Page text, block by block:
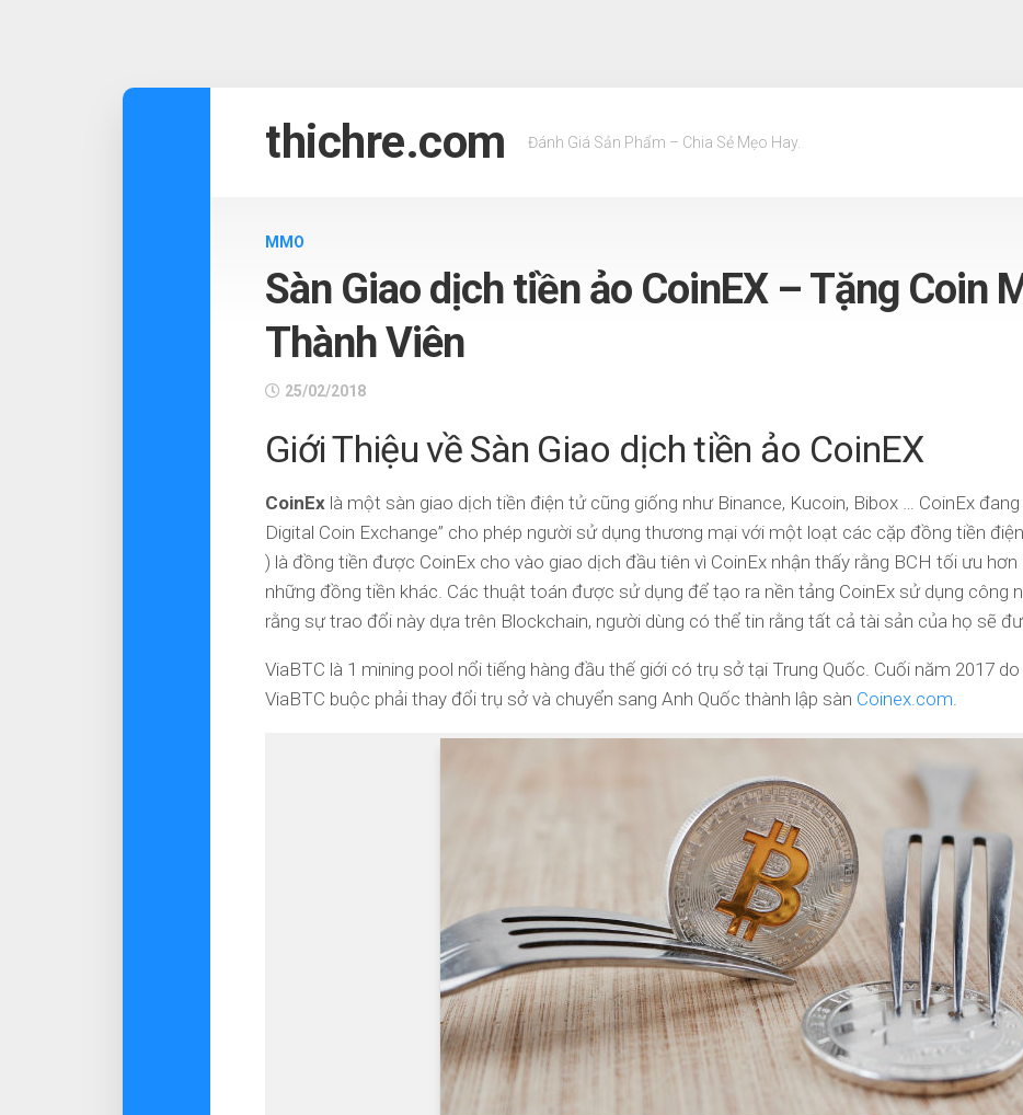
thichre.com Đánh Giá Sản Phẩm – Chia Sẻ Mẹo Hay.
MMO
Sàn Giao dịch tiền ảo CoinEX – Tặng Coin
Thành Viên
25/02/2018
Giới Thiệu về Sàn Giao dịch tiền ảo CoinEX
CoinEx là một sàn giao dịch tiền điện tử cũng giống như Binance, Kucoin, Bibox … CoinEx
Digital Coin Exchange” cho phép người sử dụng thương mại với một loạt các cặp đồng tiền
) là đồng tiền được CoinEx cho vào giao dịch đầu tiên vì CoinEx nhận thấy rằng BCH tối ưu
những đồng tiền khác. Các thuật toán được sử dụng để tạo ra nền tảng CoinEx sử dụng công
rằng sự trao đổi này dựa trên Blockchain, người dùng có thể tin rằng tất cả tài sản của họ sẽ
ViaBTC là 1 mining pool nổi tiếng hàng đầu thế giới có trụ sở tại Trung Quốc. Cuối năm 2017
ViaBTC buộc phải thay đổi trụ sở và chuyển sang Anh Quốc thành lập sàn Coinex.com.